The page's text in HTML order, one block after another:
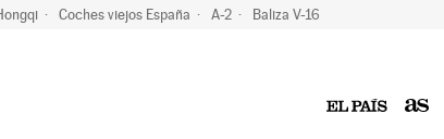
Coches viejos España A-2 Baliza V-16